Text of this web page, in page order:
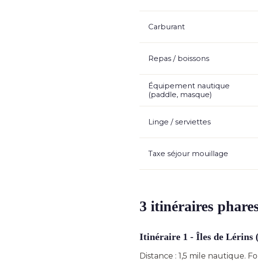
Carburant
Repas / boissons
Équipement nautique
(paddle, masque)
Linge / serviettes
Taxe séjour mouillage
3 itinéraires
Itinéraire 1 - Îles de Lérins
Distance : 1,5 mile nautique.